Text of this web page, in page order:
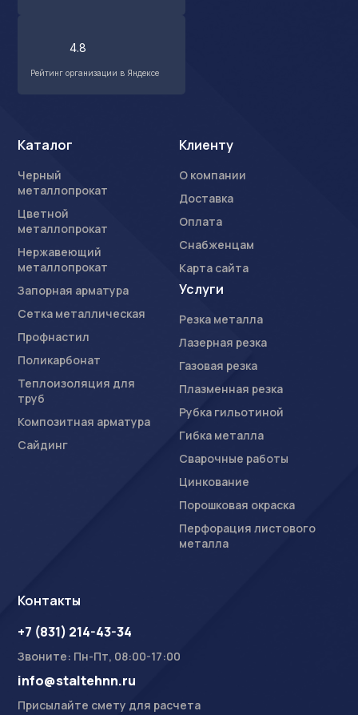
4.8
Рейтинг организации в Яндексе
Каталог
Черный
металлопрокат
Цветной
металлопрокат
Нержавеющий
металлопрокат
Запорная арматура
Сетка металлическая
Профнастил
Поликарбонат
Теплоизоляция для
труб
Композитная арматура
Сайдинг
Клиенту
О компании
Доставка
Оплата
Снабженцам
Карта сайта
Услуги
Резка металла
Лазерная резка
Газовая резка
Плазменная резка
Рубка гильотиной
Гибка металла
Сварочные работы
Цинкование
Порошковая окраска
Перфорация листового
металла
Контакты
+7 (831) 214-43-34
Звоните: Пн-Пт, 08:00-17:00
info@staltehnn.ru
Присылайте смету для расчета